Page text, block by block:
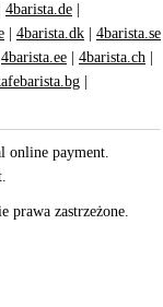
4barista.de
4barista.dk
4barista.se
4barista.ee 4barista.ch
prawa zastrzeżone.